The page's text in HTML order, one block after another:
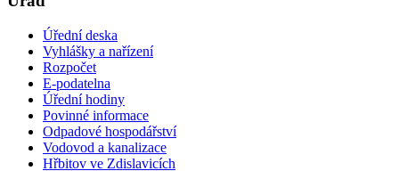
Úřední deska
Vyhlášky a nařízení
Rozpočet
E-podatelna
Úřední hodiny
Povinné informace
Odpadové hospodářství
Vodovod a kanalizace
Hřbitov ve Zdislavicích